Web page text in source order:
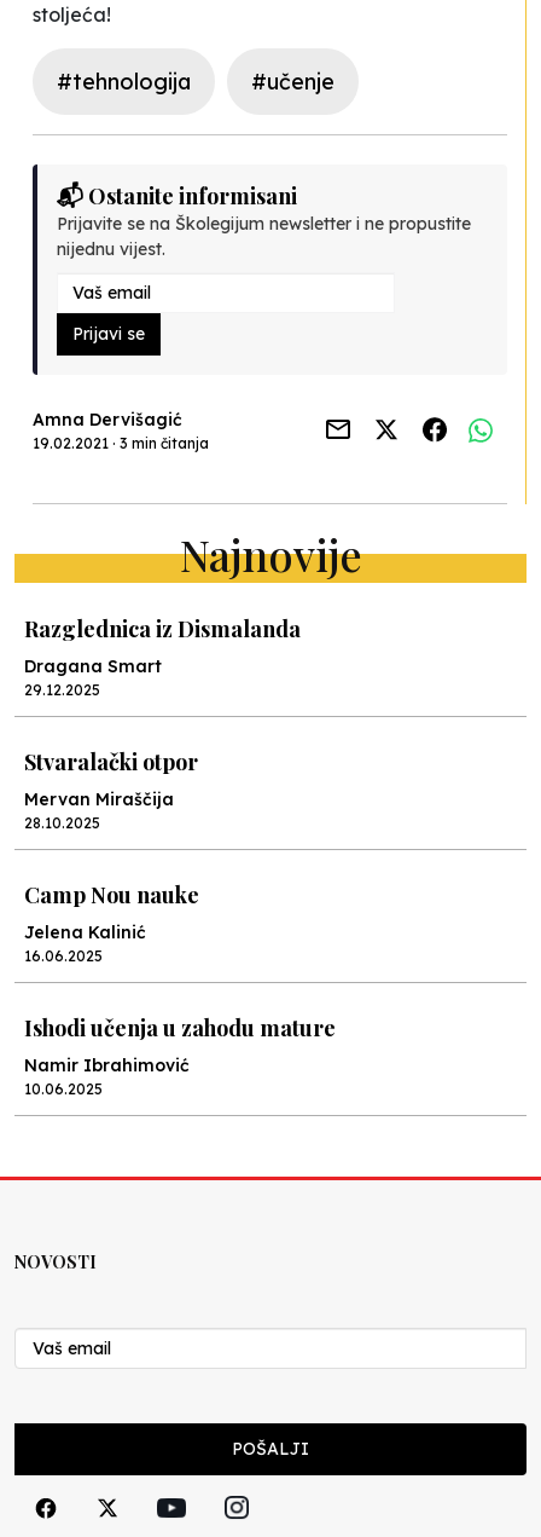
stoljeća!
#tehnologija #učenje
📬 Ostanite informisani
Prijavite se na Školegijum newsletter i ne propustite
nijednu vijest.
Prijavi se
Amna Dervišagić
19.02.2021 · 3 min čitanja
Najnovije
Razglednica iz Dismalanda
Dragana Smart
29.12.2025
Stvaralački otpor
Mervan Miraščija
28.10.2025
Camp Nou nauke
Jelena Kalinić
16.06.2025
Ishodi učenja u zahodu mature
Namir Ibrahimović
10.06.2025
Nenad Veličković
29.10.2024
Cuke i djeca
NOVOSTI
POŠALJI